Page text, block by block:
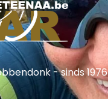
- sinds 1976